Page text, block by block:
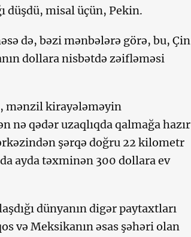
düşdü, misal üçün, Pekin.
də, bəzi mənbələrə görə, bu, Çin
dollara nisbətdə zəifləməsi
mənzil kirayələməyin
qədər uzaqlıqda qalmağa hazır
şərqə doğru 22 kilometr
ayda təxminən 300 dollara ev
dünyanın digər paytaxtları
və Meksikanın əsas şəhəri olan